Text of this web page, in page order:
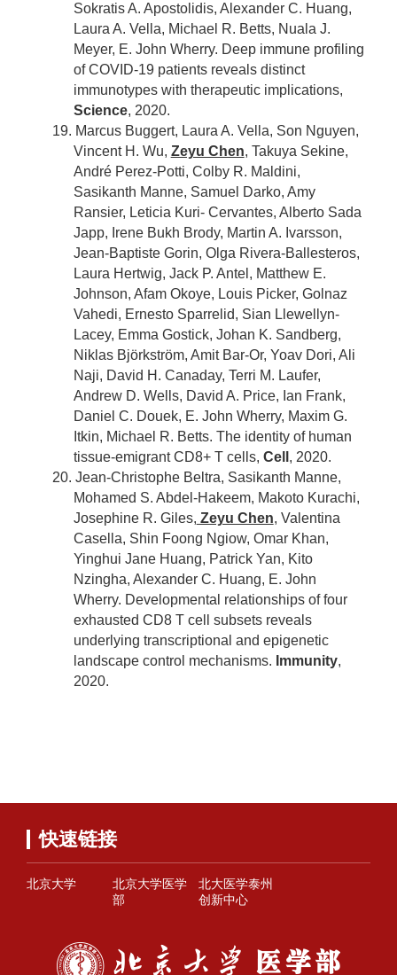
Sokratis A. Apostolidis, Alexander C. Huang,
Laura A. Vella, Michael R. Betts, Nuala J.
Meyer, E. John Wherry. Deep immune profiling
of COVID-19 patients reveals distinct
immunotypes with therapeutic implications,
Science, 2020.
19. Marcus Buggert, Laura A. Vella, Son Nguyen,
Vincent H. Wu, Zeyu Chen, Takuya Sekine,
André Perez-Potti, Colby R. Maldini,
Sasikanth Manne, Samuel Darko, Amy
Ransier, Leticia Kuri- Cervantes, Alberto Sada
Japp, Irene Bukh Brody, Martin A. Ivarsson,
Jean-Baptiste Gorin, Olga Rivera-Ballesteros,
Laura Hertwig, Jack P. Antel, Matthew E.
Johnson, Afam Okoye, Louis Picker, Golnaz
Vahedi, Ernesto Sparrelid, Sian Llewellyn-
Lacey, Emma Gostick, Johan K. Sandberg,
Niklas Björkström, Amit Bar-Or, Yoav Dori, Ali
Naji, David H. Canaday, Terri M. Laufer,
Andrew D. Wells, David A. Price, Ian Frank,
Daniel C. Douek, E. John Wherry, Maxim G.
Itkin, Michael R. Betts. The identity of human
tissue-emigrant CD8+ T cells, Cell , 2020.
20. Jean-Christophe Beltra, Sasikanth Manne,
Mohamed S. Abdel-Hakeem, Makoto Kurachi,
Josephine R. Giles, Zeyu Chen, Valentina
Casella, Shin Foong Ngiow, Omar Khan,
Yinghui Jane Huang, Patrick Yan, Kito
Nzingha, Alexander C. Huang, E. John
Wherry. Developmental relationships of four
exhausted CD8 T cell subsets reveals
underlying transcriptional and epigenetic
landscape control mechanisms. Immunity,
2020.
快速链接
北京大学
北京大学医学
部
北大医学泰州
创新中心